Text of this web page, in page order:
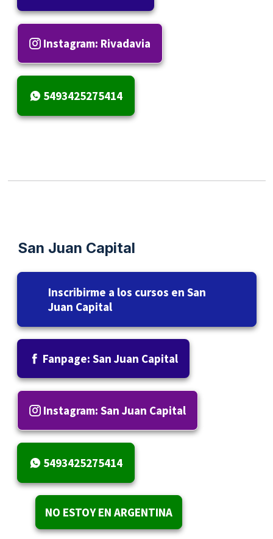
Instagram: Rivadavia
5493425275414
San Juan Capital
Inscribirme a los cursos en San
Juan Capital
Fanpage: San Juan Capital
Instagram: San Juan Capital
5493425275414
NO ESTOY EN ARGENTINA